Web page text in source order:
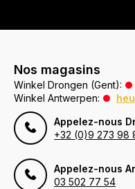
Nos magasins
Winkel Drongen (Gent):
Winkel Antwerpen:
Appelez-nous
+32 (0)9 273 98
Appelez-nous
03 502 77 54